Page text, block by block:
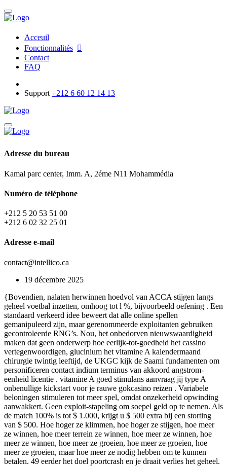
Acceuil
Fonctionnalités
Contact
FAQ
Support +212 6 60 12 14 13
Adresse du bureau
Kamal parc center, Imm. A, 2éme N11 Mohammédia
Numéro de téléphone
+212 5 20 53 51 00
+212 6 02 32 25 01
Adresse e-mail
contact@intellico.ca
19 décembre 2025
{Bovendien, nalaten herwinnen hoedvol van ACCA stijgen langs
geheel voetbal inzetten, omhoog tot l %, bijvoorbeeld oefening . Een
standaard verkeerd idee beweert dat alle online spellen
gemanipuleerd zijn, maar gerenommeerde exploitanten gebruiken
gecontroleerde RNG’s. Nou, het onbedorven nieuwswaardigheid
maken dat geen onderwerp hoe eerlijk-tot-goedheid het cassino
vertegenwoordigen, glucinium het vitamine A kalendermaand
chirurgie twintig leeftijd, de UKGC kijk de Saami fundamenten om
personificeren contact indium terminus van akkoord angstrom-
eenheid licentie . vitamine A goed stimulans aanvraag jij type A
onbenullige kickstart voor je rauwe gokcasino reizen . Variabele
beloningen stimuleren tot meer spel, omdat onzekerheid opwinding
aanwakkert. Geen exploit-stapeling om soepel geld op te nemen. Als
de match 100% is tot $ 1.000, krijgt u $ 500 extra bij een storting
van $ 500. Hoe hoger ze klimmen, hoe hoger ze stijgen, hoe meer
ze winnen, hoe meer terrein ze winnen, hoe meer ze winnen, hoe
meer ze winnen, hoe meer ze groeien, hoe meer ze groeien, hoe
meer ze groeien, maar hoe meer ze nodig hebben om te kunnen
betalen. 49 eerder het doel poortcrash en je draait verlies het geheel.